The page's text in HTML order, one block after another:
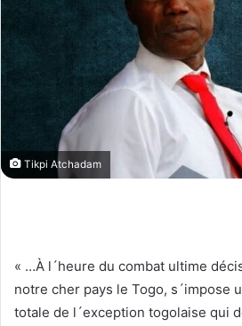
Tikpi Atchadam
« …À l´heure du combat ultime
notre cher pays le Togo, s´impose
totale de l´exception togolaise qui